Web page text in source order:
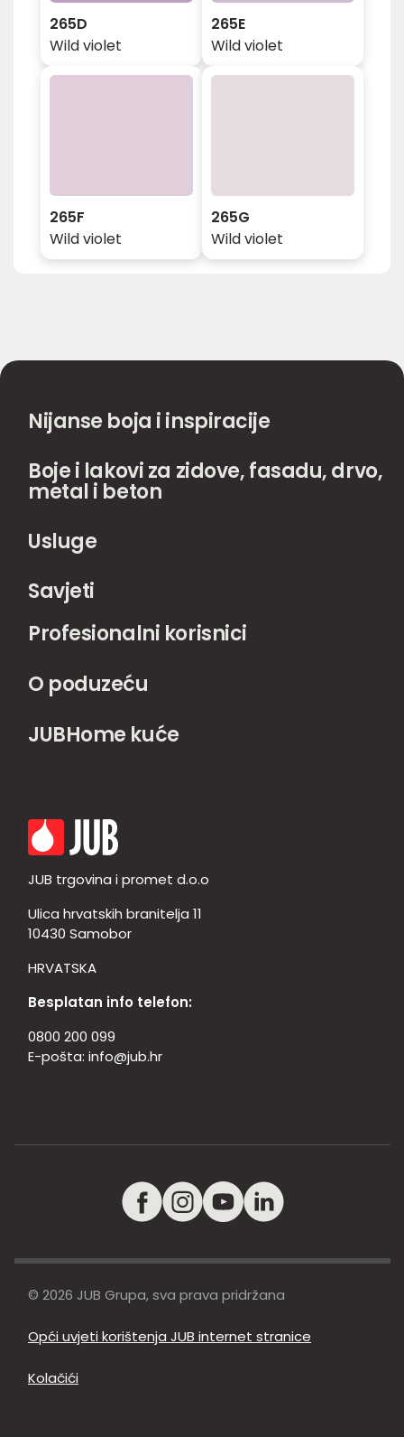
265D
Wild violet
265E
Wild violet
265F
Wild violet
265G
Wild violet
Nijanse boja i inspiracije
Boje i lakovi za zidove, fasadu, drvo,
metal i beton
Usluge
Savjeti
Profesionalni korisnici
O poduzeću
JUBHome kuće
JUB trgovina i promet d.o.o
Ulica hrvatskih branitelja 11
10430 Samobor
HRVATSKA
Besplatan info telefon:
0800 200 099
E-pošta: info@jub.hr
© 2026 JUB Grupa, sva prava pridržana
Opći uvjeti korištenja JUB internet stranice
Kolačići